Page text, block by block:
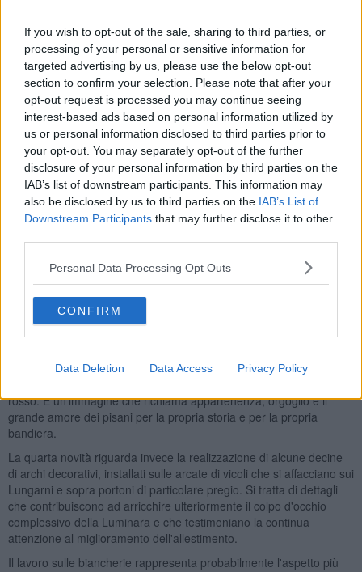
If you wish to opt-out of the sale, sharing to third parties, or
processing of your personal or sensitive information for
targeted advertising by us, please use the below opt-out
section to confirm your selection. Please note that after your
opt-out request is processed you may continue seeing
interest-based ads based on personal information utilized by
us or personal information disclosed to third parties prior to
your opt-out. You may separately opt-out of the further
disclosure of your personal information by third parties on the
IAB’s list of downstream participants. This information may
also be disclosed by us to third parties on the IAB’s List of
Downstream Participants that may further disclose it to other
Personal Data Processing Opt Outs
CONFIRM
Data Deletion Data Access Privacy Policy
tratto rappresentava l'ultimo segmento ancora mancante: con
questo intervento chiudiamo il cerchio. Abbiamo voluto che le
nuove biancherie rispettassero rigorosamente i profili architettonici
della facciata degli Arsenali. Per questo sono state progettate
dall'architetto Pietro Berti, che ha messo a disposizione la propria
professionalità in una collaborazione nata dalla piena condivisione
degli obiettivi con l'Amministrazione comunale e che desidero
ringraziare pubblicamente.
Gli altri interventi hanno riguardato, da una parte, il
rafforzamento delle strutture di alcuni palazzi che, sulla base di un
attento studio delle fotografie delle facciate allestite lo scorso anno,
necessitavano di interventi mirati; dall'altra, l'arricchimento di
ulteriori terrazzi con 35 nuove e suggestive biancherie a forma di
percorso di approfondimento e valorizzazione – prosegue Bedini –
che l'assessorato alle tradizioni della storia e dell'identità di Pisa ha
portato avanti nell'ultimo anno e che è culminato con la
pubblicazione di un volume dedicato alla storia e all'evoluzione del
simbolo più identitario della nostra città. Un simbolo che abbiamo
Pisano 2026, dove proprio da uno dei bracci della croce prende
rosso. È un'immagine che richiama appartenenza, orgoglio e il
grande amore dei pisani per la propria storia e per la propria
bandiera.
La quarta novità riguarda invece la realizzazione di alcune decine
di archi decorativi, installati sulle arcate di vicoli che si affacciano sui
Lungarni e sopra portoni di particolare pregio. Si tratta di dettagli
che contribuiscono ad arricchire ulteriormente il colpo d'occhio
complessivo della Luminara e che testimoniano la continua
attenzione al miglioramento dell'allestimento.
Il lavoro sulle biancherie rappresenta probabilmente l'aspetto più